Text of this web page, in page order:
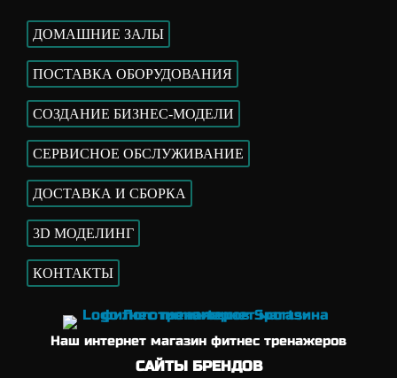
ДОМАШНИЕ ЗАЛЫ
ПОСТАВКА ОБОРУДОВАНИЯ
СОЗДАНИЕ БИЗНЕС-МОДЕЛИ
СЕРВИСНОЕ ОБСЛУЖИВАНИЕ
ДОСТАВКА И СБОРКА
3D МОДЕЛИНГ
КОНТАКТЫ
Наш интернет магазин фитнес тренажеров
САЙТЫ БРЕНДОВ